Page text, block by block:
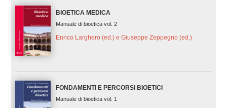
BIOETICA MEDICA
Manuale di bioetica vol. 2
Enrico Larghero (ed.) e Giuseppe Zeppegno (ed.)
FONDAMENTI E PERCORSI BIOETICI
Manuale di bioetica vol. 1